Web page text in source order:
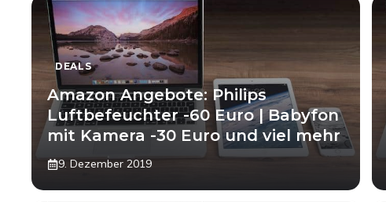
DEALS
Amazon Angebote: Philips
Luftbefeuchter -60 Euro | Babyfon
mit Kamera -30 Euro und viel mehr
9. Dezember 2019